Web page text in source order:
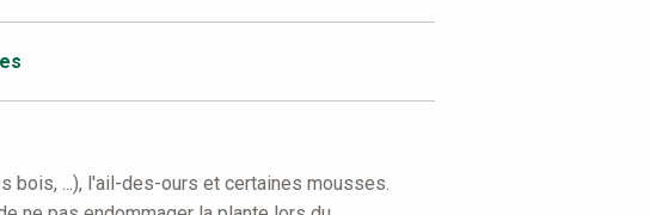
...), l'ail-des-ours et certaines mousses.